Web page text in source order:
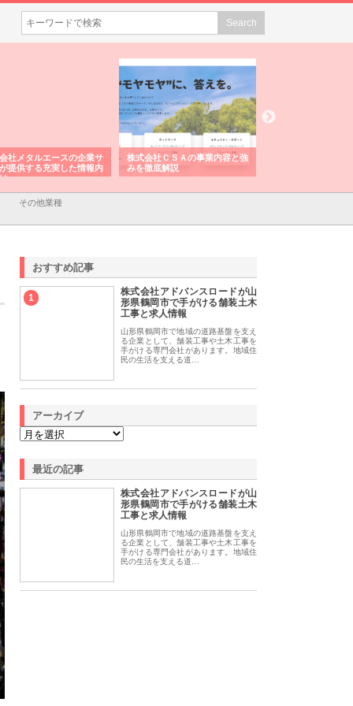
社メタルエースの企業サ
提供する充実した情報内
株式会社ＣＳＡの事業内容と強
みを徹底解説
その他業種
おすすめ記事
1
株式会社アドバンスロードが山
形県鶴岡市で手がける舗装土木
工事と求人情報
山形県鶴岡市で地域の道路基盤を支え
る企業として、舗装工事や土木工事を
手がける専門会社があります。地域住
民の生活を支える道…
アーカイブ
最近の記事
株式会社アドバンスロードが山
形県鶴岡市で手がける舗装土木
工事と求人情報
山形県鶴岡市で地域の道路基盤を支え
る企業として、舗装工事や土木工事を
手がける専門会社があります。地域住
民の生活を支える道…